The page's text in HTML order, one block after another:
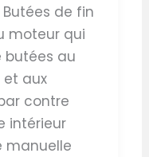
Butées de fin
moteur qui
butées au
et aux
contre
intérieur
manuelle